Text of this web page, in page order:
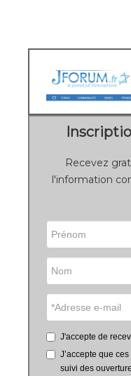
Recevez
l'information
J'accepte de
J’accepte que
suivi des